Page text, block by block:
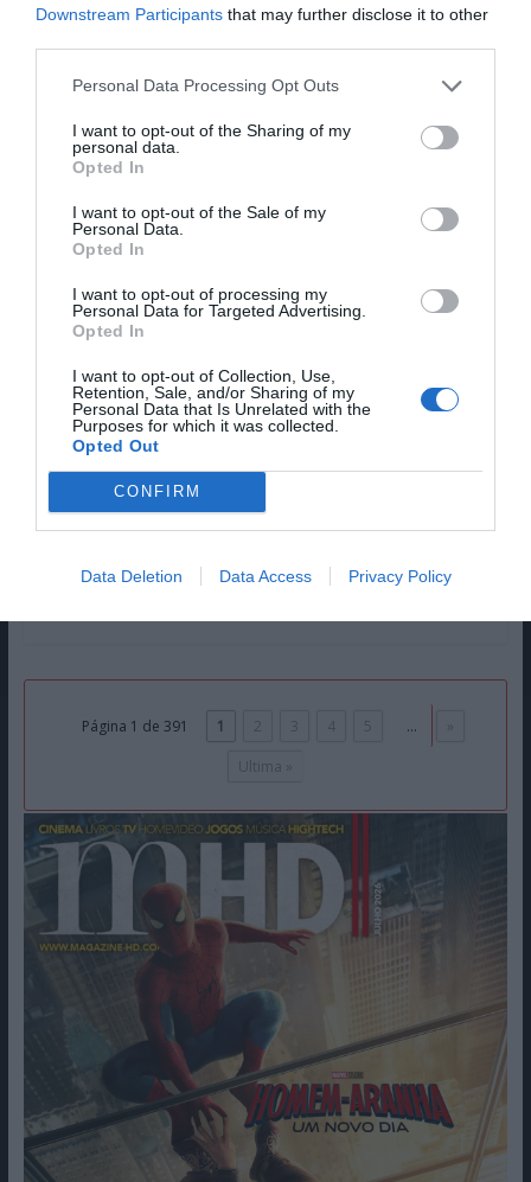
Downstream Participants that may further disclose it to other
Personal Data Processing Opt Outs
I want to opt-out of the Sharing of my
personal data.
Opted In
I want to opt-out of the Sale of my
Personal Data.
Opted In
I want to opt-out of processing my
Personal Data for Targeted Advertising.
Opted In
I want to opt-out of Collection, Use,
Retention, Sale, and/or Sharing of my
Personal Data that Is Unrelated with the
Purposes for which it was collected.
Opted Out
CONFIRM
Data Deletion Data Access Privacy Policy
© patat via ShutterStock (ID: 575598682)
LEGO vai descontinuar dezenas de
sets muito em breve
3 de Agosto de 2026
A LEGO está a retirar de circulação vários sets populares,
com preços entre 9,99€ e 129,99€. Vê quais queres antes
Página 1 de 391 1 2 3 4 5 ...
Ultima »